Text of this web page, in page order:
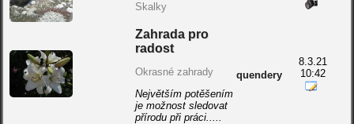
Skalky
Zahrada pro
radost
Okrasné zahrady
Největším potěšením
je možnost sledovat
přírodu při práci.....
quendery
8.3.21
10:42